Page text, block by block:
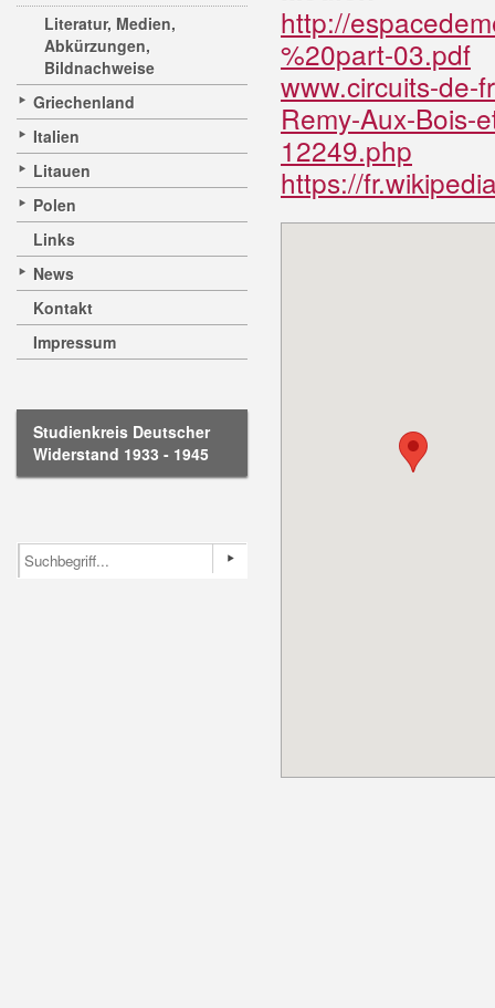
Literatur, Medien,
Abkürzungen,
Bildnachweise
Griechenland
Italien
Litauen
Polen
Links
News
Kontakt
Impressum
Studienkreis Deutscher
Widerstand 1933 - 1945
http://
%20part-03.pdf
www.circuits-de-
Remy-Aux-Bois-
12249.php
https://